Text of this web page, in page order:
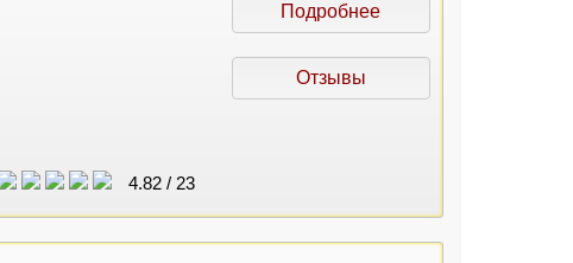
4.82/ 23
Подробнее
Отзывы